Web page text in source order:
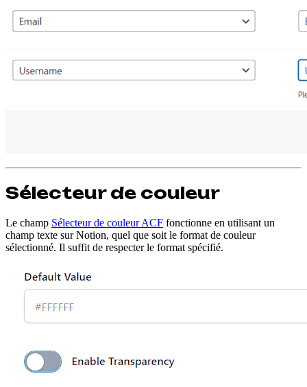
Sélecteur de couleur
Le champ Sélecteur de couleur ACF fonctionne en utilisant un
champ texte sur Notion, quel que soit le format de couleur
sélectionné. Il suffit de respecter le format spécifié.